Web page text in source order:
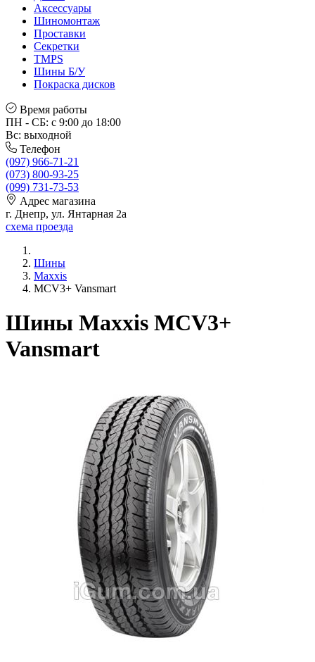
Аксессуары
Шиномонтаж
Проставки
Секретки
TMPS
Шины Б/У
Покраска дисков
Время работы
ПН - СБ: с 9:00 до 18:00
Вс: выходной
Телефон
(097) 966-71-21
(073) 800-93-25
(099) 731-73-53
Адрес магазина
г. Днепр, ул. Янтарная 2а
схема проезда
Шины
Maxxis
MCV3+ Vansmart
Шины Maxxis MCV3+
Vansmart